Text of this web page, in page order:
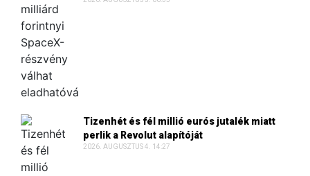
Tizenhét és fél millió eurós jutalék miatt
perlik a Revolut alapítóját
2026. AUGUSZTUS 4. 14:27